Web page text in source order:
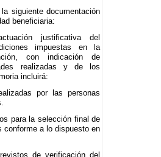
siguiente documentación
beneficiaria:
justificativa del
impuestas en la
con indicación de
realizadas y de los
incluirá:
por las personas
para la selección final de
conforme a lo dispuesto en
de verificación del